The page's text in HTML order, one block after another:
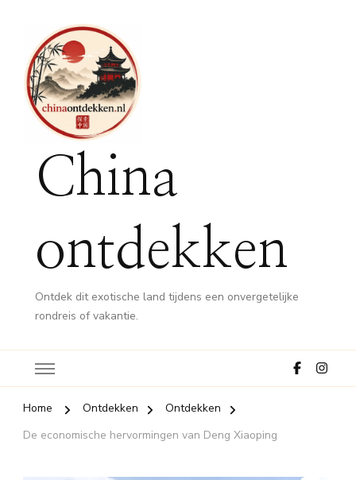
China
ontdekken
Ontdek dit exotische land tijdens een onvergetelijke
rondreis of vakantie.
Home Ontdekken
Ontdekken
De economische hervormingen van Deng Xiaoping